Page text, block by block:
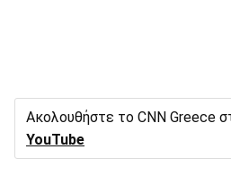
Ακολουθήστε το CNN Greece
YouTube